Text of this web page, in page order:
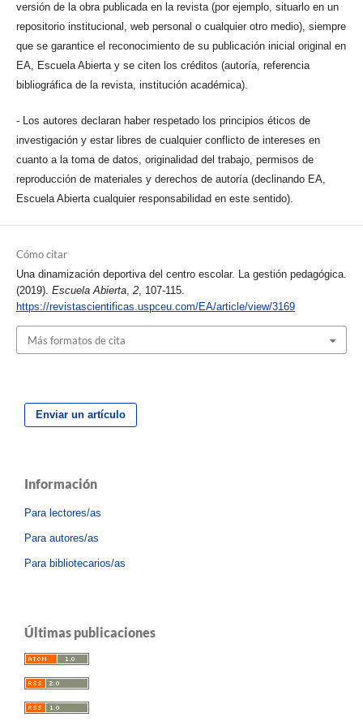
versión de la obra publicada en la revista (por ejemplo, situarlo en un
repositorio institucional, web personal o cualquier otro medio), siempre
que se garantice el reconocimiento de su publicación inicial original en
EA, Escuela Abierta y se citen los créditos (autoría, referencia
bibliográfica de la revista, institución académica).
- Los autores declaran haber respetado los principios éticos de
investigación y estar libres de cualquier conflicto de intereses en
cuanto a la toma de datos, originalidad del trabajo, permisos de
reproducción de materiales y derechos de autoría (declinando EA,
Escuela Abierta cualquier responsabilidad en este sentido).
Cómo citar
Una dinamización deportiva del centro escolar. La gestión pedagógica.
(2019). Escuela Abierta, 2, 107-115.
https://revistascientificas.uspceu.com/EA/article/view/3169
Más formatos de cita
Enviar un artículo
Información
Para lectores/as
Para autores/as
Para bibliotecarios/as
Últimas publicaciones